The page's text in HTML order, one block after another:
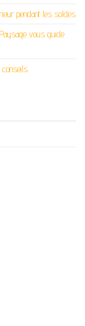
pendant les soldes
vous guide
conseils